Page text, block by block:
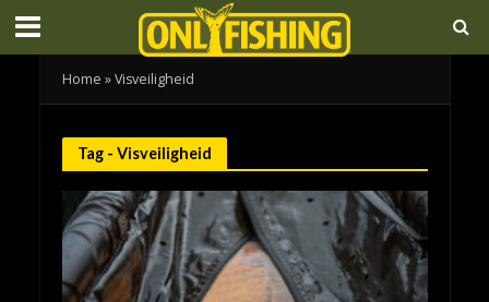
Home »Visveiligheid
Tag - Visveiligheid